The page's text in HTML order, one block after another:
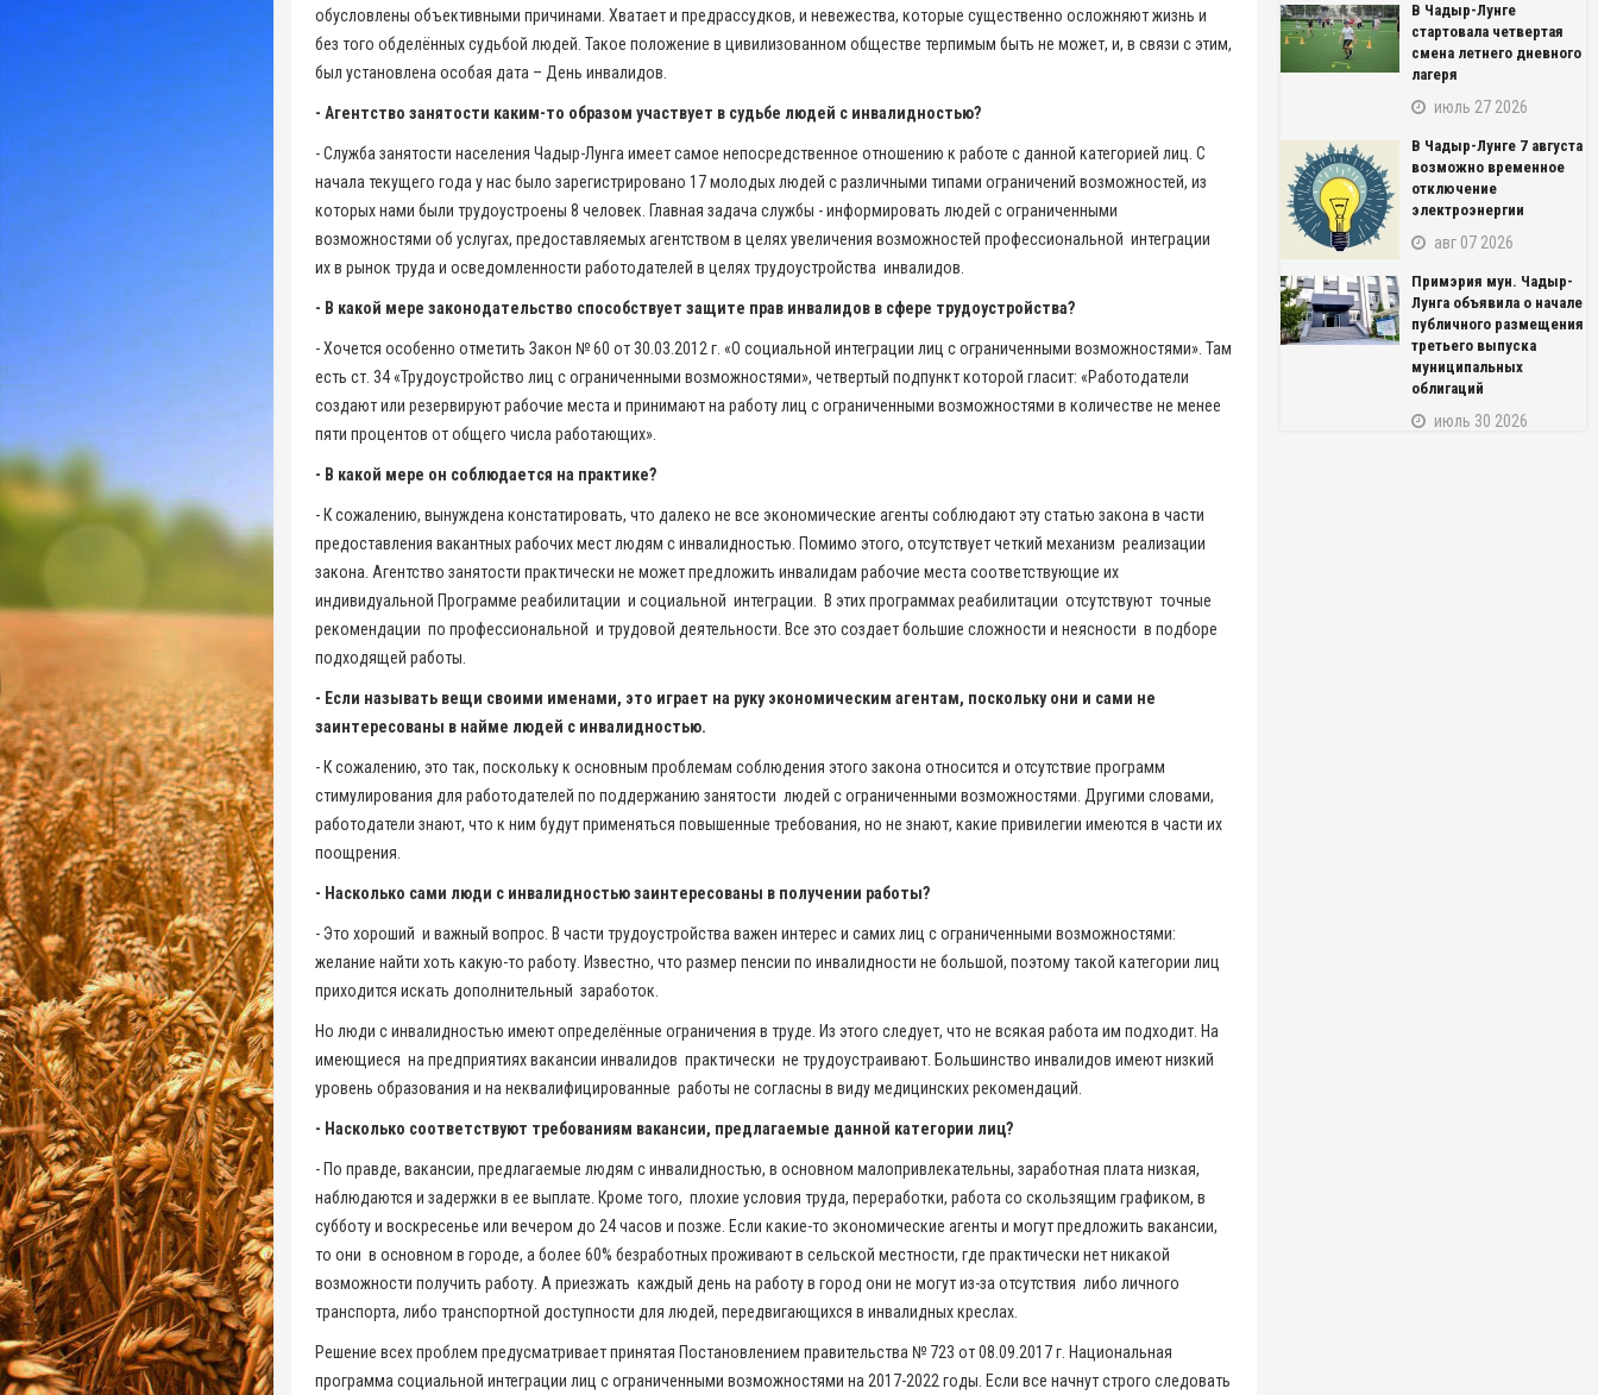
обусловлены объективными причинами. Хватает и предрассудков, и невежества, которые существенно осложняют жизнь и
без того обделённых судьбой людей. Такое положение в цивилизованном обществе терпимым быть не может, и, в связи с этим,
был установлена особая дата – День инвалидов.
- Агентство занятости каким-то образом участвует в судьбе людей с инвалидностью?
- Служба занятости населения Чадыр-Лунга имеет самое непосредственное отношению к работе с данной категорией лиц. С
начала текущего года у нас было зарегистрировано 17 молодых людей с различными типами ограничений возможностей, из
которых нами были трудоустроены 8 человек. Главная задача службы - информировать людей с ограниченными
возможностями об услугах, предоставляемых агентством в целях увеличения возможностей профессиональной интеграции
их в рынок труда и осведомленности работодателей в целях трудоустройства инвалидов.
- В какой мере законодательство способствует защите прав инвалидов в сфере трудоустройства?
- Хочется особенно отметить Закон № 60 от 30.03.2012 г. «О социальной интеграции лиц с ограниченными возможностями». Там
есть ст. 34 «Трудоустройство лиц с ограниченными возможностями», четвертый подпункт которой гласит: «Работодатели
создают или резервируют рабочие места и принимают на работу лиц с ограниченными возможностями в количестве не менее
пяти процентов от общего числа работающих».
- В какой мере он соблюдается на практике?
- К сожалению, вынуждена констатировать, что далеко не все экономические агенты соблюдают эту статью закона в части
предоставления вакантных рабочих мест людям с инвалидностью. Помимо этого, отсутствует четкий механизм реализации
закона. Агентство занятости практически не может предложить инвалидам рабочие места соответствующие их
индивидуальной Программе реабилитации и социальной интеграции. В этих программах реабилитации отсутствуют точные
рекомендации по профессиональной и трудовой деятельности. Все это создает большие сложности и неясности в подборе
подходящей работы.
- Если называть вещи своими именами, это играет на руку экономическим агентам, поскольку они и сами не
заинтересованы в найме людей с инвалидностью.
- К сожалению, это так, поскольку к основным проблемам соблюдения этого закона относится и отсутствие программ
стимулирования для работодателей по поддержанию занятости людей с ограниченными возможностями. Другими словами,
работодатели знают, что к ним будут применяться повышенные требования, но не знают, какие привилегии имеются в части их
поощрения.
- Насколько сами люди с инвалидностью заинтересованы в получении работы?
- Это хороший и важный вопрос. В части трудоустройства важен интерес и самих лиц с ограниченными возможностями:
желание найти хоть какую-то работу. Известно, что размер пенсии по инвалидности не большой, поэтому такой категории лиц
приходится искать дополнительный заработок.
Но люди с инвалидностью имеют определённые ограничения в труде. Из этого следует, что не всякая работа им подходит. На
имеющиеся на предприятиях вакансии инвалидов практически не трудоустраивают. Большинство инвалидов имеют низкий
уровень образования и на неквалифицированные работы не согласны в виду медицинских рекомендаций.
- Насколько соответствуют требованиям вакансии, предлагаемые данной категории лиц?
- По правде, вакансии, предлагаемые людям с инвалидностью, в основном малопривлекательны, заработная плата низкая,
наблюдаются и задержки в ее выплате. Кроме того, плохие условия труда, переработки, работа со скользящим графиком, в
субботу и воскресенье или вечером до 24 часов и позже. Если какие-то экономические агенты и могут предложить вакансии,
то они в основном в городе, а более 60% безработных проживают в сельской местности, где практически нет никакой
возможности получить работу. А приезжать каждый день на работу в город они не могут из-за отсутствия либо личного
транспорта, либо транспортной доступности для людей, передвигающихся в инвалидных креслах.
Решение всех проблем предусматривает принятая Постановлением правительства № 723 от 08.09.2017 г. Национальная
программа социальной интеграции лиц с ограниченными возможностями на 2017-2022 годы. Если все начнут строго следовать
В Чадыр-Лунге
стартовала четвертая
смена летнего дневного
лагеря
июль 27 2026
В Чадыр-Лунге 7 августа
возможно временное
отключение
электроэнергии
авг 07 2026
Примэрия мун. Чадыр-
Лунга объявила о начале
публичного размещения
третьего выпуска
муниципальных
облигаций
июль 30 2026